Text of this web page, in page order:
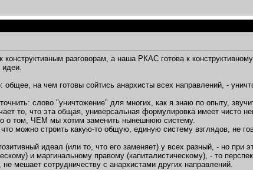
19:38
11.09.2007,00:04
00:07
11:37
15:25
к конструктивным разговорам, а наша РКАС готова к
идеи.
общее, на чем готовы сойтись анархисты всех направлений, -
слово "уничтожение" для многих, как я знаю по опыту,
то, что эта общая, универсальная формулировка имеет чисто
о том, ЧЕМ мы хотим заменить нынешнюю систему.
можно строить какую-то общую, единую систему взглядов, не
идеал (или то, что его заменяет) у всех разный, - но
и маргинальному правому (капиталистическому), - то
мешает сотрудничеству с анархистами других направлений.